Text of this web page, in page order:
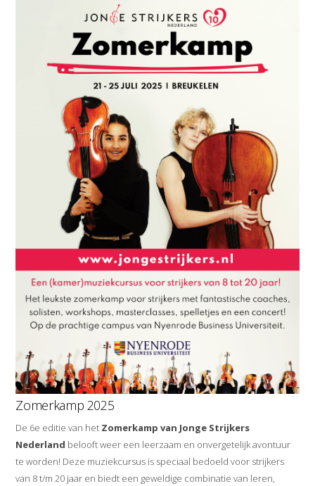
Zomerkamp 2025
De 6e editie van het Zomerkamp van Jonge Strijkers
Nederland belooft weer een leerzaam en onvergetelijk avontuur
te worden! Deze muziekcursus is speciaal bedoeld voor strijkers
van 8 t/m 20 jaar en biedt een geweldige combinatie van leren,